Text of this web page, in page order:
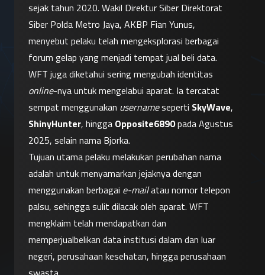
sejak tahun 2020. Wakil Direktur Siber Direktorat
Siber Polda Metro Jaya, AKBP Fian Yunus,
menyebut pelaku telah mengeksplorasi berbagai
forum gelap yang menjadi tempat jual beli data.
online-nya untuk mengelabui aparat. Ia tercatat
sempat menggunakan username seperti SkyWave
ShinyHunter, hingga Opposite6890 pada Agustus
2025, selain nama Bjorka.
Tujuan utama pelaku melakukan perubahan nama
adalah untuk menyamarkan jejaknya dengan
menggunakan berbagai e-mail atau nomor telepon
palsu, sehingga sulit dilacak oleh aparat. WFT
mengklaim telah mendapatkan dan
memperjualbelikan data institusi dalam dan luar
negeri, perusahaan kesehatan, hingga perusahaan